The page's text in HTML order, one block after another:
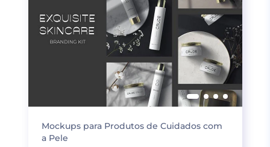
Mockups para Produtos de Cuidados com
a Pele